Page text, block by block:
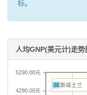
标。
人均GNP(美元计)走势
4290.00元
5290.00元
斯威士兰